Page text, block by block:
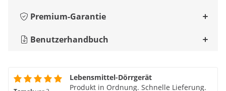
Premium-Garantie
Benutzerhandbuch
Lebensmittel-Dörrgerät
Produkt in Ordnung. Schnelle Lieferung.